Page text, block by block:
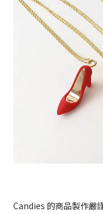
Candies 的商品製作嚴